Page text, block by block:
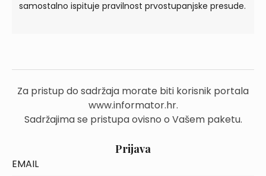
samostalno ispituje pravilnost prvostupanjske presude.
Za pristup do sadržaja morate biti korisnik portala
www.informator.hr.
Sadržajima se pristupa ovisno o Vašem paketu.
Prijava
EMAIL